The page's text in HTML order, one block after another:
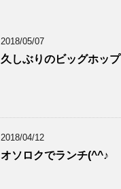
2018/05/07
久しぶりのビッグホップ
2018/04/12
オソロクでランチ(^^♪